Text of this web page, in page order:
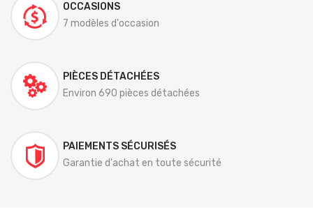
OCCASIONS
7 modèles d'occasion
PIÈCES DÉTACHÉES
Environ 690 pièces détachées
PAIEMENTS SÉCURISÉS
Garantie d'achat en toute sécurité